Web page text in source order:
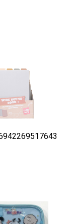
6942269517643 –